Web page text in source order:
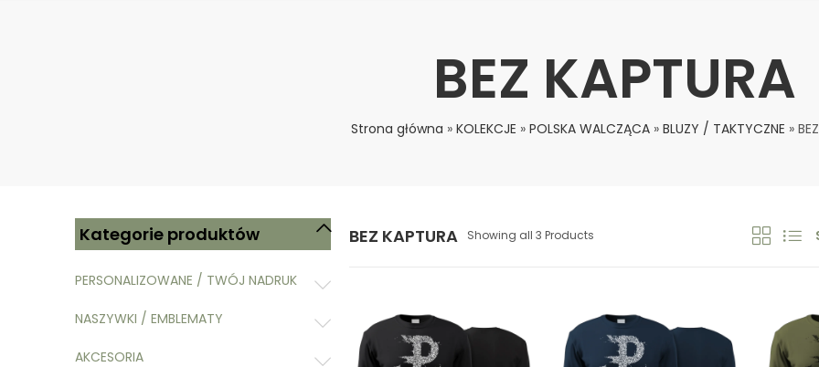
BEZ KAPTURA
Strona główna » KOLEKCJE » POLSKA WALCZĄCA » BLUZY / TAKTYCZNE »
BEZ KAPTURA Showing all 3 Products
Kategorie produktów
PERSONALIZOWANE / TWÓJ NADRUK
NASZYWKI / EMBLEMATY
AKCESORIA